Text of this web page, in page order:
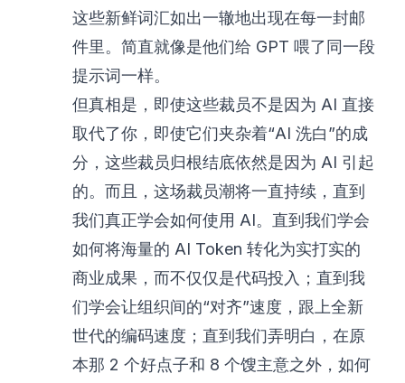
这些新鲜词汇如出一辙地出现在每一封邮
件里。简直就像是他们给 GPT 喂了同一段
提示词一样。
但真相是，即使这些裁员不是因为 AI 直接
取代了你，即使它们夹杂着“AI 洗白”的成
分，这些裁员归根结底依然是因为 AI 引起
的。而且，这场裁员潮将一直持续，直到
我们真正学会如何使用 AI。直到我们学会
如何将海量的 AI Token 转化为实打实的
商业成果，而不仅仅是代码投入；直到我
们学会让组织间的“对齐”速度，跟上全新
世代的编码速度；直到我们弄明白，在原
本那 2 个好点子和 8 个馊主意之外，如何